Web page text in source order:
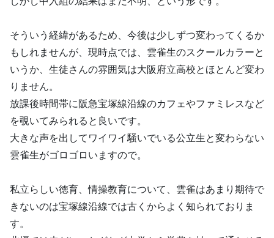
そういう経緯があるため、今後は少しずつ変わってくるか
もしれませんが、現時点では、雲雀生のスクールカラーと
いうか、生徒さんの雰囲気は大阪府立高校とほとんど変わ
りません。
放課後時間帯に阪急宝塚線沿線のカフェやファミレスなど
を覗いてみられると良いです。
大きな声を出してワイワイ騒いでいる公立生と変わらない
雲雀生がゴロゴロいますので。
私立らしい徳育、情操教育について、雲雀はあまり期待で
きないのは宝塚線沿線では古くからよく知られておりま
す。